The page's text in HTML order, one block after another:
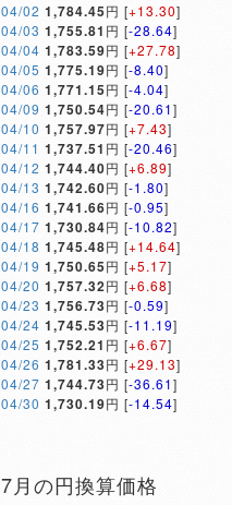
04/02 1,784.45円 [+13.30]
04/03 1,755.81 円 [-28.64]
04/04 1,783.59円 [+27.78]
04/05 1,775.19円 [-8.40]
04/06 1,771.15円 [-4.04]
04/09 1,750.54円 [-20.61]
04/10 1,757.97円 [+7.43]
04/11 1,737.51 円 [-20.46]
04/12 1,744.40円 [+6.89]
04/13 1,742.60円 [-1.80]
04/16 1,741.66円 [-0.95]
04/17 1,730.84円 [-10.82]
04/18 1,745.48円 [+14.64]
04/19 1,750.65円 [+5.17]
04/20 1,757.32円 [+6.68]
04/23 1,756.73円 [-0.59]
04/24 1,745.53円 [-11.19]
04/25 1,752.21 円 [+6.67]
04/26 1,781.33円 [+29.13]
04/27 1,744.73円 [-36.61]
04/30 1,730.19円 [-14.54]
7月の円換算価格